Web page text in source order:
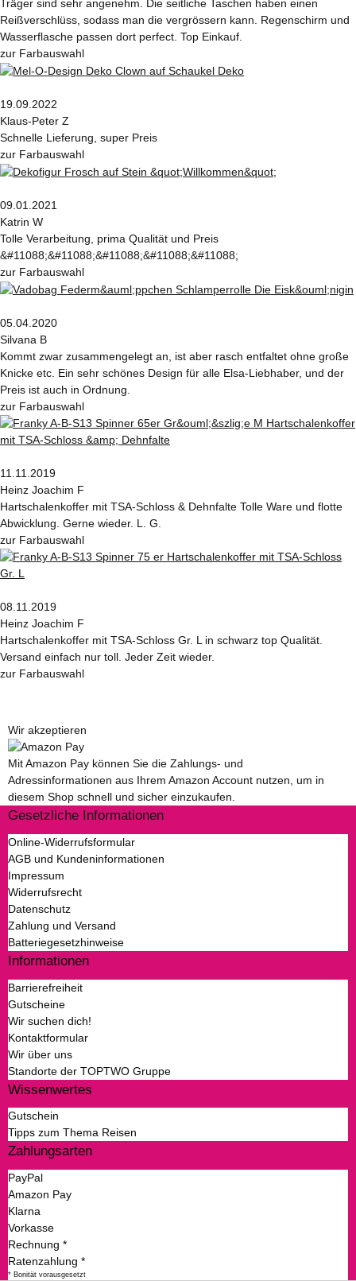
Träger sind sehr angenehm. Die seitliche Taschen haben einen
Reißverschlüss, sodass man die vergrössern kann. Regenschirm und
Wasserflasche passen dort perfect. Top Einkauf.
zur Farbauswahl
19.09.2022
Klaus-Peter Z
Schnelle Lieferung, super Preis
zur Farbauswahl
09.01.2021
Katrin W
Tolle Verarbeitung, prima Qualität und Preis
&#11088;&#11088;&#11088;&#11088;&#11088;
zur Farbauswahl
05.04.2020
Silvana B
Kommt zwar zusammengelegt an, ist aber rasch entfaltet ohne große
Knicke etc. Ein sehr schönes Design für alle Elsa-Liebhaber, und der
Preis ist auch in Ordnung.
zur Farbauswahl
11.11.2019
Heinz Joachim F
Hartschalenkoffer mit TSA-Schloss & Dehnfalte Tolle Ware und flotte
Abwicklung. Gerne wieder. L. G.
zur Farbauswahl
08.11.2019
Heinz Joachim F
Hartschalenkoffer mit TSA-Schloss Gr. L in schwarz top Qualität.
Versand einfach nur toll. Jeder Zeit wieder.
zur Farbauswahl
Wir akzeptieren
Mit Amazon Pay können Sie die Zahlungs- und
Adressinformationen aus Ihrem Amazon Account nutzen, um in
diesem Shop schnell und sicher einzukaufen.
Gesetzliche Informationen
Online-Widerrufsformular
AGB und Kundeninformationen
Impressum
Widerrufsrecht
Datenschutz
Zahlung und Versand
Batteriegesetzhinweise
Informationen
Barrierefreiheit
Gutscheine
Wir suchen dich!
Kontaktformular
Wir über uns
Standorte der TOPTWO Gruppe
Wissenwertes
Gutschein
Tipps zum Thema Reisen
Zahlungsarten
PayPal
Amazon Pay
Klarna
Vorkasse
Rechnung *
Ratenzahlung *
* Bonität vorausgesetzt